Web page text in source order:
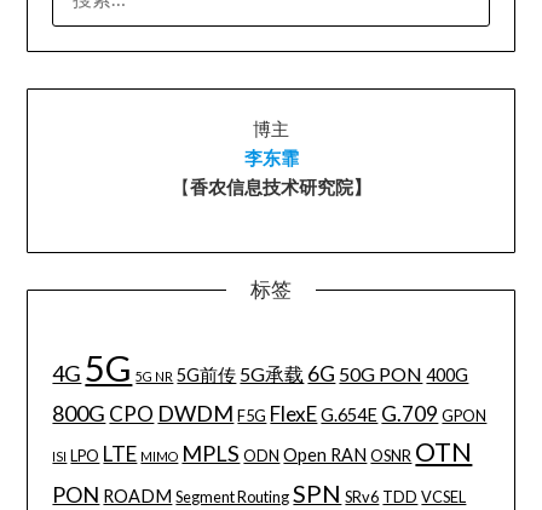
索：
博主
李东霏
【香农信息技术研究院】
标签
4G 5G 5G NR 5G前传 5G承载 6G 50G PON 400G
800G CPO DWDM F5G FlexE G.654E G.709 GPON
ISI LPO LTE MIMO MPLS ODN Open RAN OSNR OTN
PON ROADM Segment Routing SPN SRv6 TDD VCSEL